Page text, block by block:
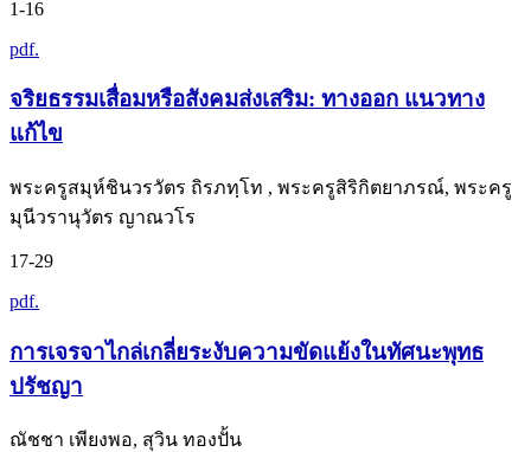
1-16
pdf.
จริยธรรมเสื่อมหรือสังคมส่งเสริม: ทางออก แนวทาง
แก้ไข
พระครูสมุห์ชินวรวัตร ถิรภทฺโท , พระครูสิริกิตยาภรณ์, พระครู
มุนีวรานุวัตร ญาณวโร
17-29
pdf.
การเจรจาไกล่เกลี่ยระงับความขัดแย้งในทัศนะพุทธ
ปรัชญา
ณัชชา เพียงพอ, สุวิน ทองปั้น